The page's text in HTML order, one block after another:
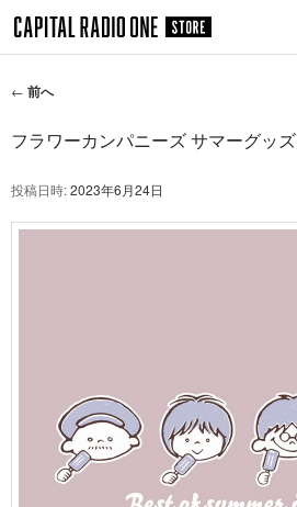
ン
ン
へ
移
投
ビ
ー
ョ
← 前へ
フラワーカンパニーズ サマーグッズ
投稿日時:2023年6月24日